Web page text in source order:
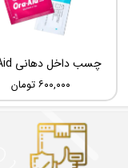
۶۰۰,۰۰۰ تومان